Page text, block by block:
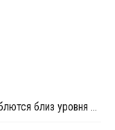
Цены на пропилен в Азии и Европе колеблются близ уровня в USD1000